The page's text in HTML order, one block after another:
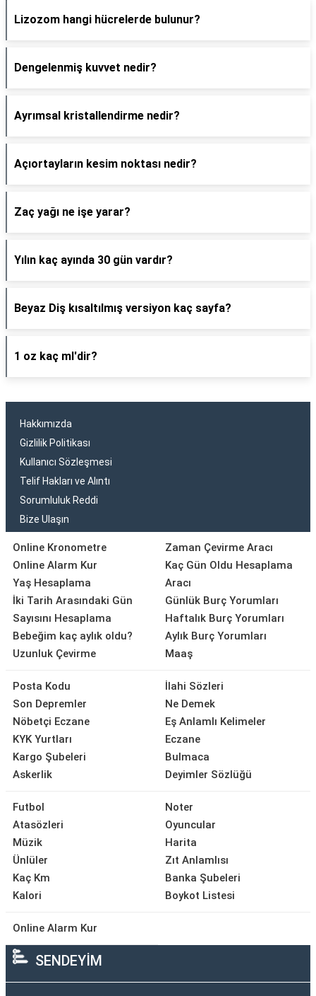
Lizozom hangi hücrelerde bulunur?
Dengelenmiş kuvvet nedir?
Ayrımsal kristallendirme nedir?
Açıortayların kesim noktası nedir?
Zaç yağı ne işe yarar?
Yılın kaç ayında 30 gün vardır?
Beyaz Diş kısaltılmış versiyon kaç sayfa?
1 oz kaç ml'dir?
Hakkımızda
Gizlilik Politikası
Kullanıcı Sözleşmesi
Telif Hakları ve Alıntı
Sorumluluk Reddi
Bize Ulaşın
Online Kronometre
Online Alarm Kur
Yaş Hesaplama
İki Tarih Arasındaki Gün
Sayısını Hesaplama
Bebeğim kaç aylık oldu?
Uzunluk Çevirme
Zaman Çevirme Aracı
Kaç Gün Oldu Hesaplama
Aracı
Günlük Burç Yorumları
Haftalık Burç Yorumları
Aylık Burç Yorumları
Maaş
Posta Kodu
Son Depremler
Nöbetçi Eczane
KYK Yurtları
Kargo Şubeleri
Askerlik
İlahi Sözleri
Ne Demek
Eş Anlamlı Kelimeler
Eczane
Bulmaca
Deyimler Sözlüğü
Futbol
Atasözleri
Müzik
Ünlüler
Kaç Km
Kalori
Noter
Oyuncular
Harita
Zıt Anlamlısı
Banka Şubeleri
Boykot Listesi
Online Alarm Kur
SENDEYİM